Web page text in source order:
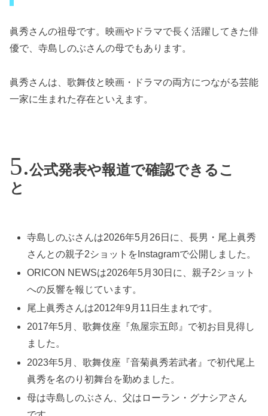
眞秀さんの祖母です。映画やドラマで長く活躍してきた俳
優で、寺島しのぶさんの母でもあります。
眞秀さんは、歌舞伎と映画・ドラマの両方につながる芸能
一家に生まれた存在といえます。
公式発表や報道で確認できるこ
と
寺島しのぶさんは2026年5月26日に、長男・尾上眞秀
さんとの親子2ショットをInstagramで公開しました。
ORICON NEWSは2026年5月30日に、親子2ショット
への反響を報じています。
尾上眞秀さんは2012年9月11日生まれです。
2017年5月、歌舞伎座『魚屋宗五郎』で初お目見得し
ました。
2023年5月、歌舞伎座『音菊眞秀若武者』で初代尾上
眞秀を名のり初舞台を勤めました。
母は寺島しのぶさん、父はローラン・グナシアさん